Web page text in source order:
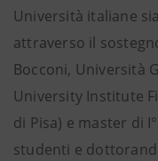
Università italiane
attraverso il
Bocconi, Università
University Institute
di Pisa) e master di
studenti e